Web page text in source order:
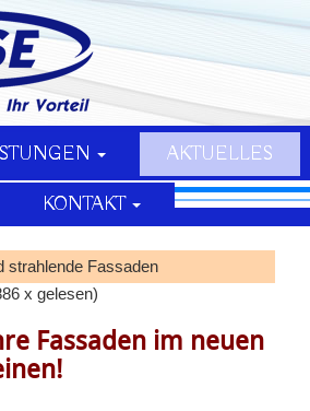
AKTUELLES
KONTAKT
strahlende Fassaden
x gelesen)
Fassaden im neuen